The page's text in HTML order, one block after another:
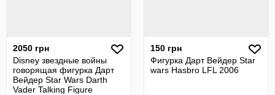
2050 грн
Disney звездные войны
говорящая фигурка Дарт
Вейдер Star Wars Darth
Vader Talking Figure
150 грн
Фигурка Дарт Вейдер Star
wars Hasbro LFL 2006